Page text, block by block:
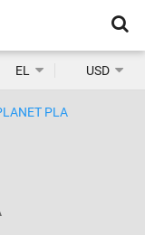
κρυπτονομισμάτων:
EL USD
PLA